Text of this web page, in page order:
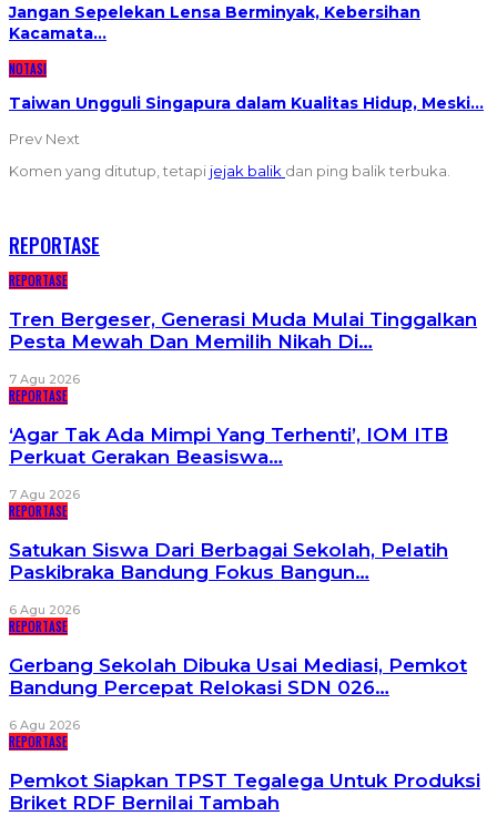
Jangan Sepelekan Lensa Berminyak, Kebersihan
Kacamata…
NOTASI
Taiwan Ungguli Singapura dalam Kualitas Hidup, Meski…
Prev Next
Komen yang ditutup, tetapi jejak balik dan ping balik terbuka.
REPORTASE
REPORTASE
Tren Bergeser, Generasi Muda Mulai Tinggalkan
Pesta Mewah Dan Memilih Nikah Di…
7 Agu 2026
REPORTASE
‘Agar Tak Ada Mimpi Yang Terhenti’, IOM ITB
Perkuat Gerakan Beasiswa…
7 Agu 2026
REPORTASE
Satukan Siswa Dari Berbagai Sekolah, Pelatih
Paskibraka Bandung Fokus Bangun…
6 Agu 2026
REPORTASE
Gerbang Sekolah Dibuka Usai Mediasi, Pemkot
Bandung Percepat Relokasi SDN 026…
6 Agu 2026
REPORTASE
Pemkot Siapkan TPST Tegalega Untuk Produksi
Briket RDF Bernilai Tambah